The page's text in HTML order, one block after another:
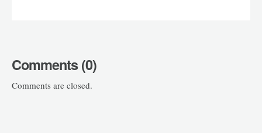
Comments (0)
Comments are closed.